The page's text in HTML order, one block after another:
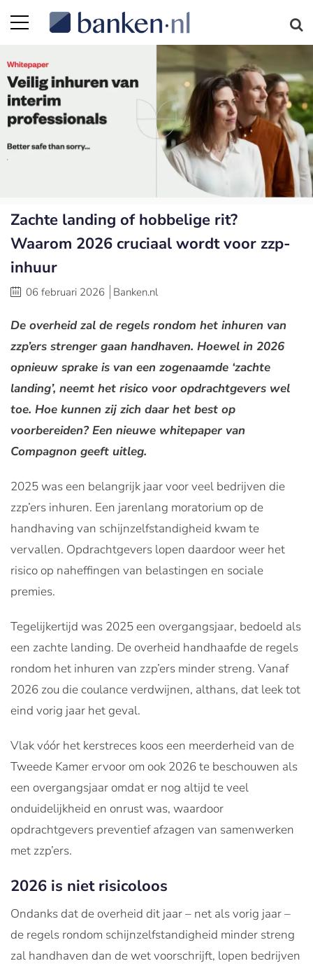
Zachte landing of hobbelige rit?
Waarom 2026 cruciaal wordt voor zzp-
inhuur
06 februari 2026 Banken.nl
De overheid zal de regels rondom het inhuren van
zzp’ers strenger gaan handhaven. Hoewel in 2026
opnieuw sprake is van een zogenaamde ‘zachte
landing’, neemt het risico voor opdrachtgevers wel
toe. Hoe kunnen zij zich daar het best op
voorbereiden? Een nieuwe whitepaper van
Compagnon geeft uitleg.
2025 was een belangrijk jaar voor veel bedrijven die
zzp’ers inhuren. Een jarenlang moratorium op de
handhaving van schijnzelfstandigheid kwam te
vervallen. Opdrachtgevers lopen daardoor weer het
risico op naheffingen van belastingen en sociale
premies.
Tegelijkertijd was 2025 een overgangsjaar, bedoeld als
een zachte landing. De overheid handhaafde de regels
rondom het inhuren van zzp’ers minder streng. Vanaf
2026 zou die coulance verdwijnen, althans, dat leek tot
eind vorig jaar het geval.
Vlak vóór het kerstreces koos een meerderheid van de
Tweede Kamer ervoor om ook 2026 te beschouwen als
een overgangsjaar omdat er nog altijd te veel
onduidelijkheid en onrust was, waardoor
opdrachtgevers preventief afzagen van samenwerken
met zzp’ers.
2026 is niet risicoloos
Ondanks dat de overheid dit jaar – net als vorig jaar –
de regels rondom schijnzelfstandigheid minder streng
zal handhaven dan de wet voorschrijft, lopen bedrijven